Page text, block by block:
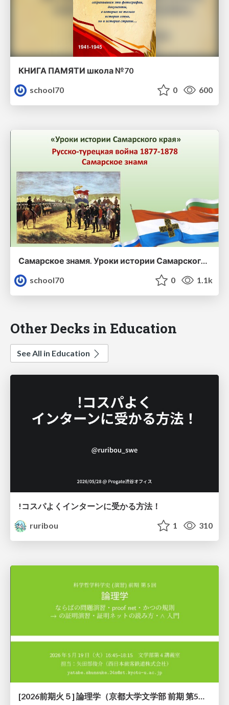
КНИГА ПАМЯТИ школа №70
school70
0 600
Самарское знамя. Уроки истории Самарского края.
school70
0 1.1k
Other Decks in Education
See All in Education
!コスパよくインターンに受かる方法！
ruribou
1 310
[2026前期火５] 論理学（京都大学文学部 前期 第5回）「 ならばの問題演習・proof net・かつの規則」